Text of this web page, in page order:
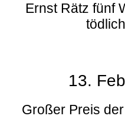
Ernst Rätz fünf
13.
Großer Preis